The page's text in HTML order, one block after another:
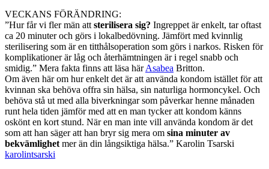
VECKANS FÖRÄNDRING:
”Hur får vi fler män att sterilisera sig? Ingreppet är enkelt, tar oftast
ca 20 minuter och görs i lokalbedövning. Jämfört med kvinnlig
sterilisering som är en titthålsoperation som görs i narkos. Risken för
komplikationer är låg och återhämtningen är i regel snabb och
smidig.” Mera fakta finns att läsa härAsabea Britton.
Om även här om hur enkelt det är att använda kondom istället för att
kvinnan ska behöva offra sin hälsa, sin naturliga hormoncykel. Och
behöva stå ut med alla biverkningar som påverkar henne månaden
runt hela tiden jämför med att en man tycker att kondom känns
oskönt en kort stund. När en man inte vill använda kondom är det
som att han säger att han bryr sig mera om sina minuter av
bekvämlighet mer än din långsiktiga hälsa.” Karolin Tsarski
karolintsarski